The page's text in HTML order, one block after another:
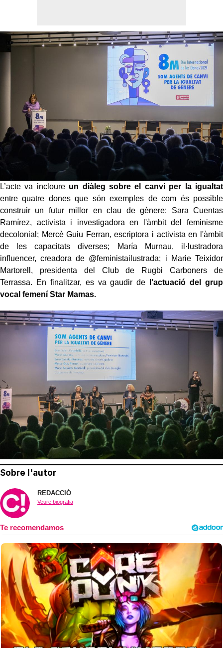
L’acte va incloure un diàleg sobre el canvi per la igualtat
entre quatre dones que són exemples de com és possible
construir un futur millor en clau de gènere: Sara Cuentas
Ramírez, activista i investigadora en l'àmbit del feminisme
decolonial; Mercè Guiu Ferran, escriptora i activista en l'àmbit
de les capacitats diverses; María Murnau, il·lustradora
influencer, creadora de @feministailustrada; i Marie Teixidor
Martorell, presidenta del Club de Rugbi Carboners de
Terrassa. En finalitzar, es va gaudir de
l’actuació del grup
vocal femení Star Mamas.
Sobre l'autor
REDACCIÓ
Veure biografia